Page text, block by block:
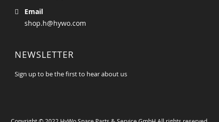
Email
shop.h@hywo.com
NEWSLETTER
Sign up to be the first to hear about us